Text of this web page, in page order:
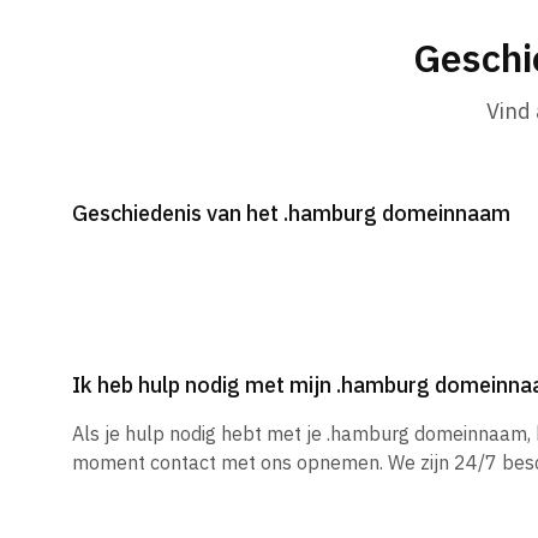
Vind
Geschiedenis van het .hamburg domeinnaam
Ik heb hulp nodig met mijn .hamburg
Als je hulp nodig hebt met je .hamburg
moment contact met ons opnemen. We zijn 24/7